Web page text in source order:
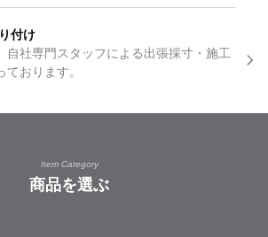
付け
自社専門スタッフによる出張採寸・施工
おります。
Item Category
商品を選ぶ